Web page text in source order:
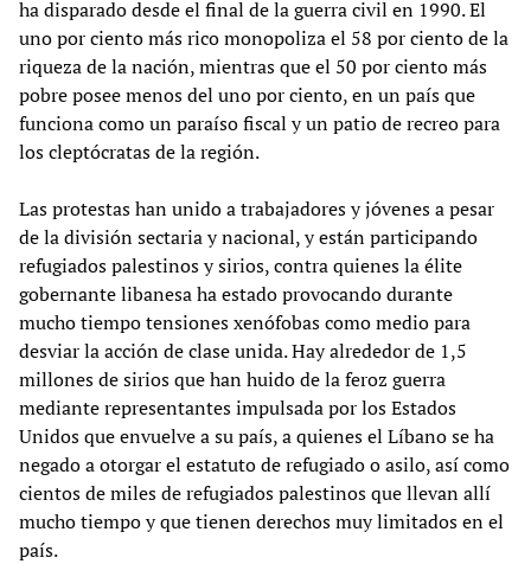
ha disparado desde el final de la guerra civil en 1990. El
uno por ciento más rico monopoliza el 58 por ciento de la
riqueza de la nación, mientras que el 50 por ciento más
pobre posee menos del uno por ciento, en un país que
funciona como un paraíso fiscal y un patio de recreo para
los cleptócratas de la región.
Las protestas han unido a trabajadores y jóvenes a pesar
de la división sectaria y nacional, y están participando
refugiados palestinos y sirios, contra quienes la élite
gobernante libanesa ha estado provocando durante
mucho tiempo tensiones xenófobas como medio para
desviar la acción de clase unida. Hay alrededor de 1,5
millones de sirios que han huido de la feroz guerra
mediante representantes impulsada por los Estados
Unidos que envuelve a su país, a quienes el Líbano se ha
negado a otorgar el estatuto de refugiado o asilo, así como
cientos de miles de refugiados palestinos que llevan allí
mucho tiempo y que tienen derechos muy limitados en el
país.